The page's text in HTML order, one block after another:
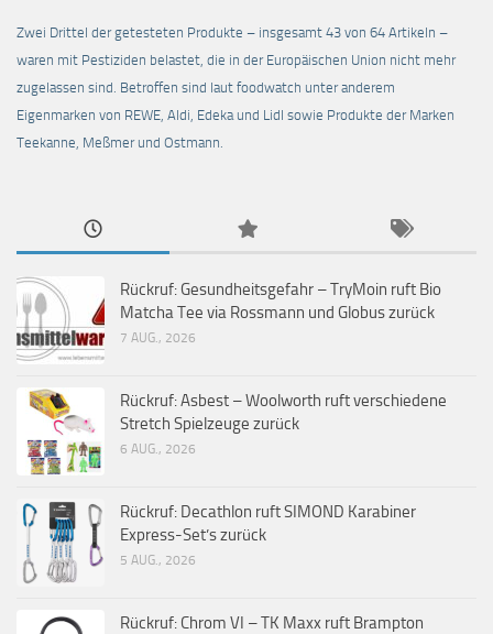
Zwei Drittel der getesteten Produkte – insgesamt 43 von 64 Artikeln –
waren mit Pestiziden belastet, die in der Europäischen Union nicht mehr
zugelassen sind. Betroffen sind laut foodwatch unter anderem
Eigenmarken von REWE, Aldi, Edeka und Lidl sowie Produkte der Marken
Teekanne, Meßmer und Ostmann.
Rückruf: Gesundheitsgefahr – TryMoin ruft Bio
Matcha Tee via Rossmann und Globus zurück
7 AUG., 2026
Rückruf: Asbest – Woolworth ruft verschiedene
Stretch Spielzeuge zurück
6 AUG., 2026
Rückruf: Decathlon ruft SIMOND Karabiner
Express-Set’s zurück
5 AUG., 2026
Rückruf: Chrom VI – TK Maxx ruft Brampton